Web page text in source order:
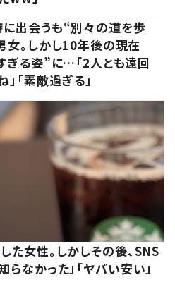
出会うも“別々の道を歩
女。しかし10年後の現在
る姿”に…「2人とも遠回
」「素敵過ぎる」
た女性。しかしその後、SNS
なかった」「ヤバい安い」